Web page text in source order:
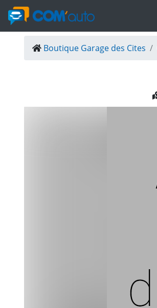
Boutique Garage des Cites